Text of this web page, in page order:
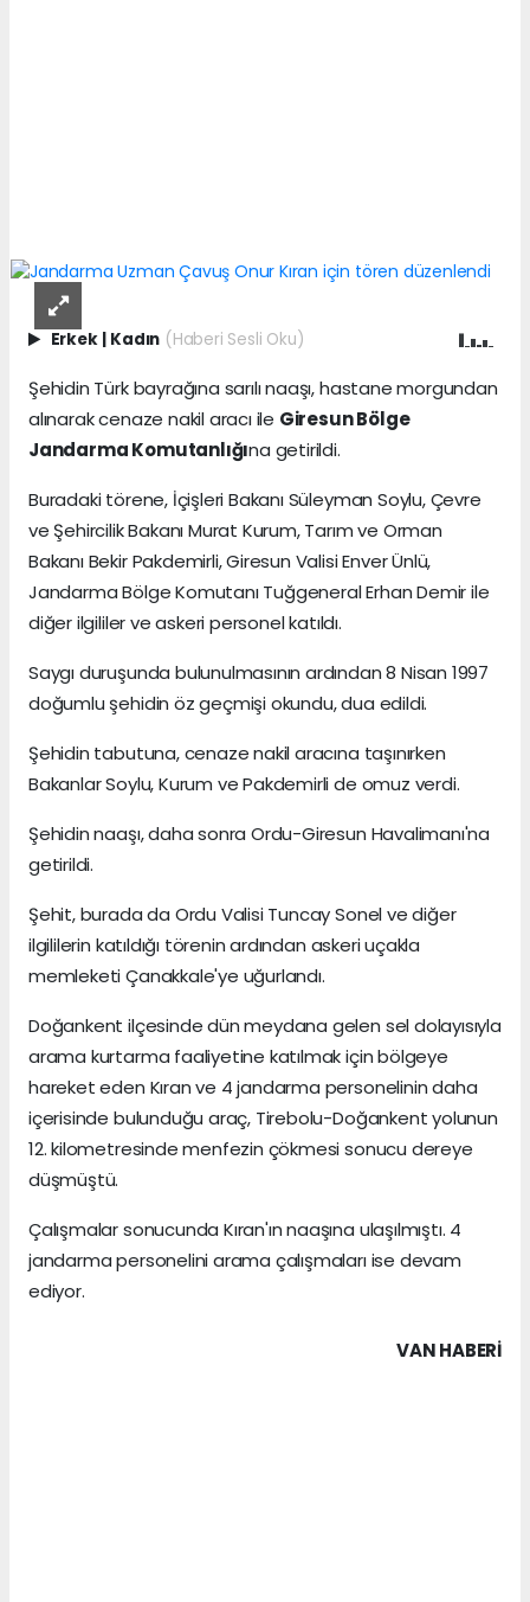
Erkek | Kadın (Haberi Sesli Oku)
Şehidin Türk bayrağına sarılı naaşı, hastane morgundan
alınarak cenaze nakil aracı ile Giresun Bölge
Jandarma Komutanlığına getirildi.
Buradaki törene, İçişleri Bakanı Süleyman Soylu, Çevre
ve Şehircilik Bakanı Murat Kurum, Tarım ve Orman
Bakanı Bekir Pakdemirli, Giresun Valisi Enver Ünlü,
Jandarma Bölge Komutanı Tuğgeneral Erhan Demir ile
diğer ilgililer ve askeri personel katıldı.
Saygı duruşunda bulunulmasının ardından 8 Nisan 1997
doğumlu şehidin öz geçmişi okundu, dua edildi.
Şehidin tabutuna, cenaze nakil aracına taşınırken
Bakanlar Soylu, Kurum ve Pakdemirli de omuz verdi.
Şehidin naaşı, daha sonra Ordu-Giresun Havalimanı'na
getirildi.
Şehit, burada da Ordu Valisi Tuncay Sonel ve diğer
ilgililerin katıldığı törenin ardından askeri uçakla
memleketi Çanakkale'ye uğurlandı.
Doğankent ilçesinde dün meydana gelen sel dolayısıyla
arama kurtarma faaliyetine katılmak için bölgeye
hareket eden Kıran ve 4 jandarma personelinin daha
içerisinde bulunduğu araç, Tirebolu-Doğankent yolunun
12. kilometresinde menfezin çökmesi sonucu dereye
düşmüştü.
Çalışmalar sonucunda Kıran'ın naaşına ulaşılmıştı. 4
jandarma personelini arama çalışmaları ise devam
ediyor.
VAN HABERİ